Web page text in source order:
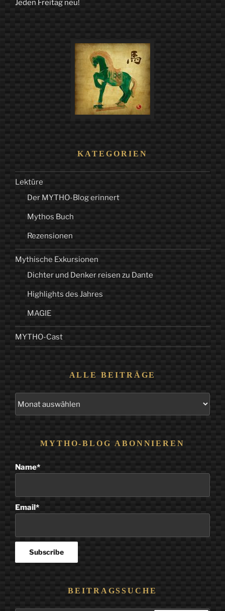
auf
Jeden Freitag neu!
KATEGORIEN
Lektüre
Der MYTHO-Blog erinnert
Mythos Buch
Rezensionen
Mythische Exkursionen
Dichter und Denker reisen zu Dante
Highlights des Jahres
MAGIE
MYTHO-Cast
ALLE BEITRÄGE
MYTHO-BLOG ABONNIEREN
Name*
Email*
BEITRAGSSUCHE